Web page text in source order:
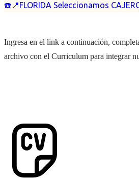
☎️📍FLORIDA Seleccionamos
Ingresa en el link a continuación,
archivo con el Curriculum para integrar